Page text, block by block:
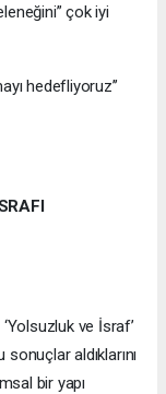
çok iyi
hedefliyoruz’’
ve İsraf’
aldıklarını
bir yapı